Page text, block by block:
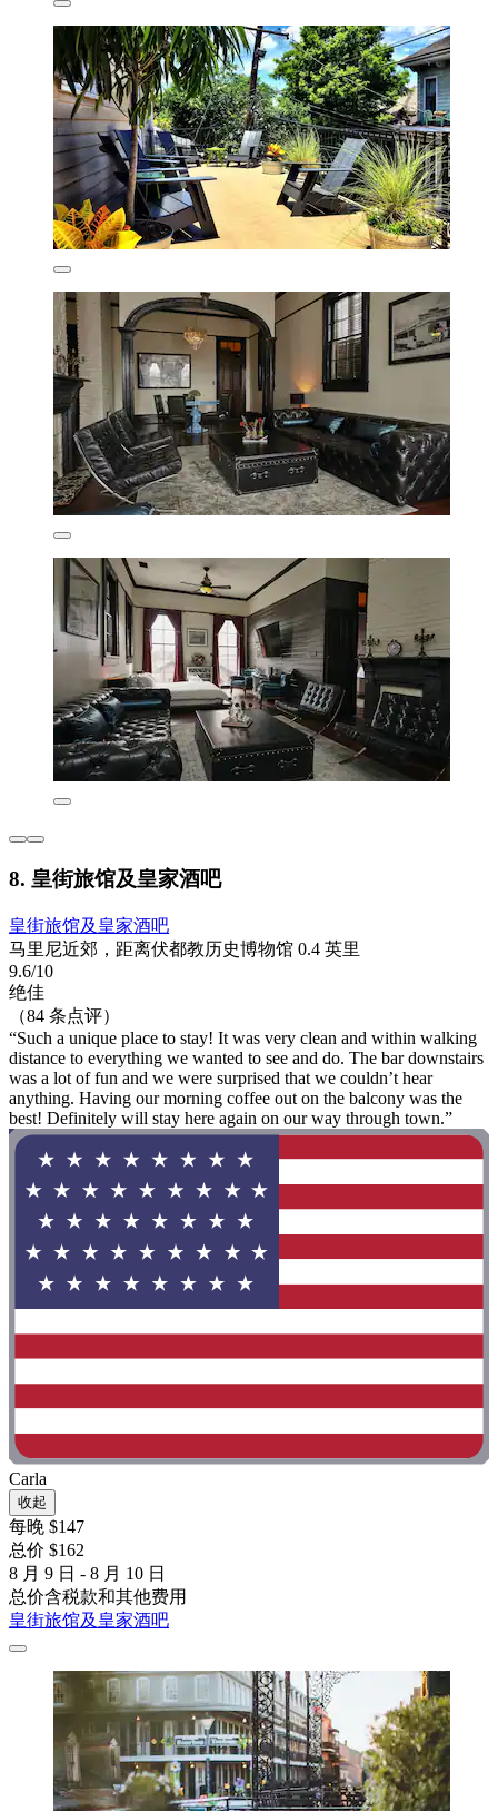
8. 皇街旅馆及皇家酒吧
皇街旅馆及皇家酒吧
马里尼近郊，距离伏都教历史博物馆 0.4 英里
9.6/10
绝佳
（84 条点评）
“Such a unique place to stay! It was very clean and within walking
distance to everything we wanted to see and do. The bar downstairs
was a lot of fun and we were surprised that we couldn’t hear
anything. Having our morning coffee out on the balcony was the
best! Definitely will stay here again on our way through town.”
Carla
收起
每晚 $147
总价 $162
8 月 9 日 - 8 月 10 日
总价含税款和其他费用
皇街旅馆及皇家酒吧